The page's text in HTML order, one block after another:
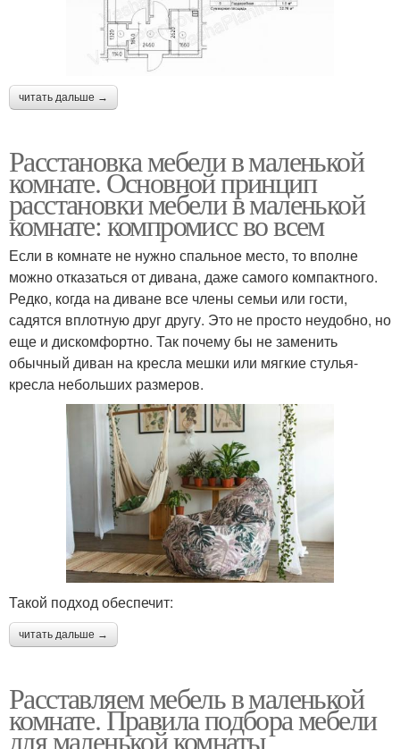
читать дальше →
Расстановка мебели в маленькой
комнате. Основной принцип
расстановки мебели в маленькой
комнате: компромисс во всем
Если в комнате не нужно спальное место, то вполне
можно отказаться от дивана, даже самого компактного.
Редко, когда на диване все члены семьи или гости,
садятся вплотную друг другу. Это не просто неудобно, но
еще и дискомфортно. Так почему бы не заменить
обычный диван на кресла мешки или мягкие стулья-
кресла небольших размеров.
Такой подход обеспечит:
читать дальше →
Расставляем мебель в маленькой
комнате. Правила подбора мебели
для маленькой комнаты